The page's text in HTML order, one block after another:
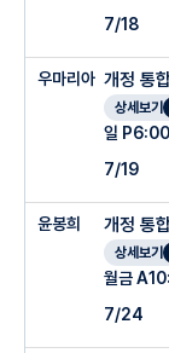
7/18
우마리아 개정 통
상세보기
일
7/19
윤봉희 개정 통
상세보기
월금
7/24